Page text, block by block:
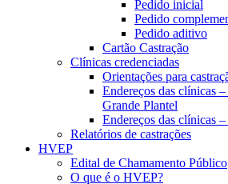
Pedido inicial
Pedido
Pedido aditivo
Cartão Castração
Clínicas credenciadas
Orientações para
Endereços das clínicas
Grande Plantel
Endereços das clínicas
Relatórios de castrações
HVEP
Edital de Chamamento Público
O que é o HVEP?